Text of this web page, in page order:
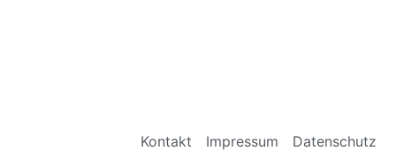
Kontakt Impressum Datenschutz